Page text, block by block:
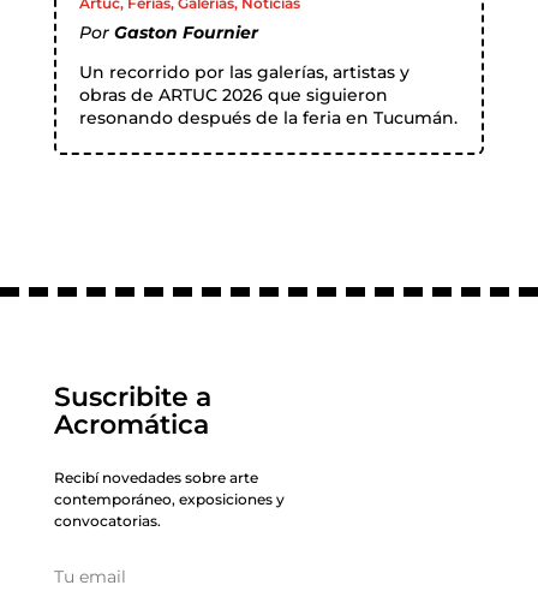
Por Gaston Fournier
Un recorrido por las galerías, artistas y
obras de ARTUC 2026 que siguieron
resonando después de la feria en Tucumán.
Suscribite a
Acromática
Recibí novedades sobre arte
contemporáneo, exposiciones y
convocatorias.